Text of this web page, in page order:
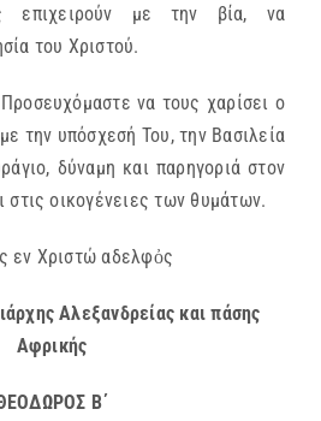
επιχειρούν με την βία, να
του Χριστού.
να τους χαρίσει ο
την υπόσχεσή Του, την Βασιλεία
δύναμη και παρηγοριά στον
στις οικογένειες των θυμάτων.
εν Χριστώ αδελφὀς
Αλεξανδρείας και πάσης
Αφρικής
Β΄